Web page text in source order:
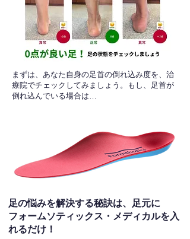
​まずは、あなた自身の足首の倒れ込み度を、治
療院でチェックしてみましょう。もし、足首が
倒れ込んでいる場合は…
足の悩みを解決する秘訣は、足元に
フォームソティックス・メディカルを入
れるだけ！